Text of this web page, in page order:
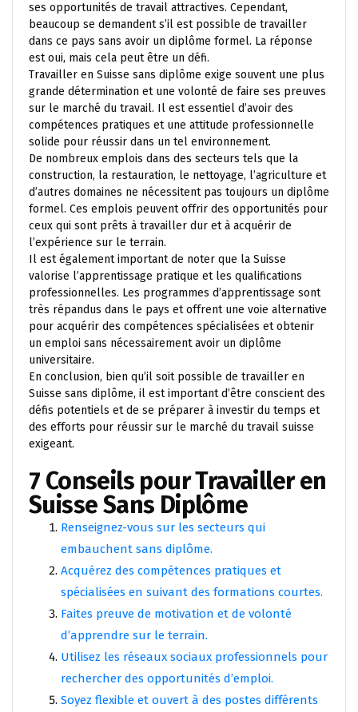
ses opportunités de travail attractives. Cependant,
beaucoup se demandent s’il est possible de travailler
dans ce pays sans avoir un diplôme formel. La réponse
est oui, mais cela peut être un défi.
Travailler en Suisse sans diplôme exige souvent une plus
grande détermination et une volonté de faire ses preuves
sur le marché du travail. Il est essentiel d’avoir des
compétences pratiques et une attitude professionnelle
solide pour réussir dans un tel environnement.
De nombreux emplois dans des secteurs tels que la
construction, la restauration, le nettoyage, l’agriculture et
d’autres domaines ne nécessitent pas toujours un diplôme
formel. Ces emplois peuvent offrir des opportunités pour
ceux qui sont prêts à travailler dur et à acquérir de
l’expérience sur le terrain.
Il est également important de noter que la Suisse
valorise l’apprentissage pratique et les qualifications
professionnelles. Les programmes d’apprentissage sont
très répandus dans le pays et offrent une voie alternative
pour acquérir des compétences spécialisées et obtenir
un emploi sans nécessairement avoir un diplôme
universitaire.
En conclusion, bien qu’il soit possible de travailler en
Suisse sans diplôme, il est important d’être conscient des
défis potentiels et de se préparer à investir du temps et
des efforts pour réussir sur le marché du travail suisse
exigeant.
7 Conseils pour Travailler en
Suisse Sans Diplôme
Renseignez-vous sur les secteurs qui
embauchent sans diplôme.
Acquérez des compétences pratiques et
spécialisées en suivant des formations courtes.
Faites preuve de motivation et de volonté
d’apprendre sur le terrain.
Utilisez les réseaux sociaux professionnels pour
rechercher des opportunités d’emploi.
Soyez flexible et ouvert à des postes différents